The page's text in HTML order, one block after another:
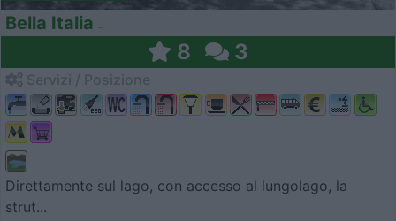
Bella Italia
8 3
Direttamente sul lago, con accesso al lungolago, la
strut...